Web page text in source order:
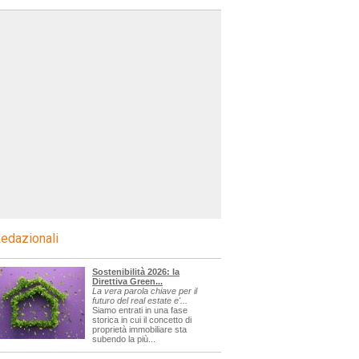
Sostenibilità 2026: la
Direttiva Green...
La vera parola chiave per il
futuro del real estate e'...
Siamo entrati in una fase
storica in cui il concetto di
proprietà immobiliare sta
subendo la più...